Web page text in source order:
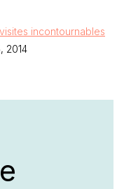
incontournables
2014